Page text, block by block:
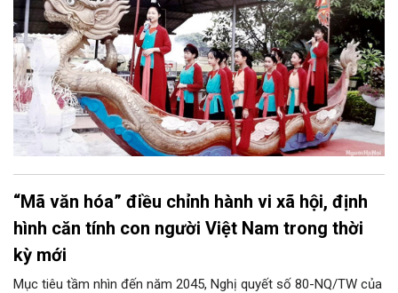
“Mã văn hóa” điều chỉnh hành vi xã hội, định
hình căn tính con người Việt Nam trong thời
kỳ mới
Mục tiêu tầm nhìn đến năm 2045, Nghị quyết số 80-NQ/TW của